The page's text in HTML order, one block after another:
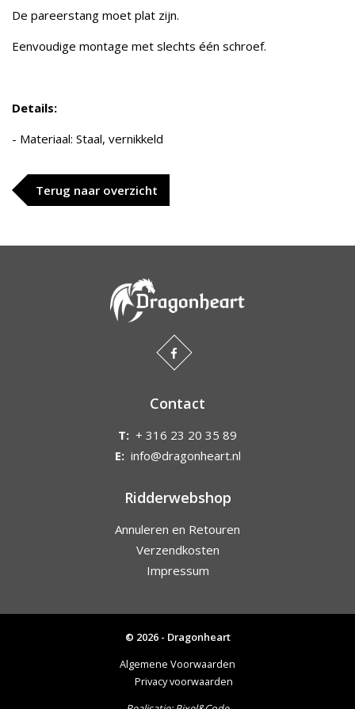
De pareerstang moet plat zijn.
Eenvoudige montage met slechts één schroef.
Details:
- Materiaal: Staal, vernikkeld
Terug naar overzicht
Contact
T: + 316 23 20 35 89
E: info@dragonheart.nl
Ridderwebshop
Annuleren en Retouren
Verzendkosten
Impressum
© 2026 - Dragonheart
Algemene Voorwaarden
Privacy voorwaarden